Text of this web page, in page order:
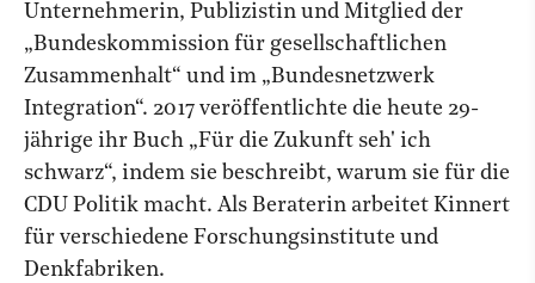
Unternehmerin, Publizistin und Mitglied der
„Bundeskommission für gesellschaftlichen
Zusammenhalt“ und im „Bundesnetzwerk
Integration“. 2017 veröffentlichte die heute 29-
jährige ihr Buch „Für die Zukunft seh' ich
schwarz“, indem sie beschreibt, warum sie für die
CDU Politik macht. Als Beraterin arbeitet Kinnert
für verschiedene Forschungsinstitute und
Denkfabriken.